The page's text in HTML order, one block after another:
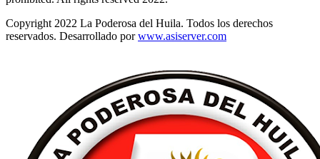
Copyright 2022 La Poderosa del Huila. Todos los derechos
reservados. Desarrollado porwww.asiserver.com